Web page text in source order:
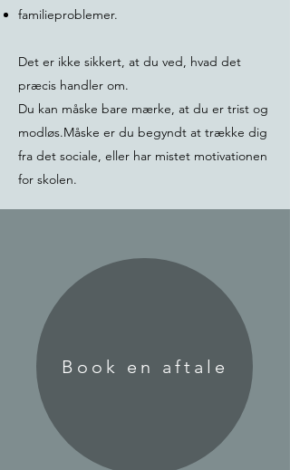
familieproblemer.
Det er ikke sikkert, at du ved, hvad det
præcis handler om.
Du kan måske bare mærke, at du er trist og
modløs.Måske er du begyndt at trække dig
fra det sociale, eller har mistet motivationen
for skolen.
Book en aftale